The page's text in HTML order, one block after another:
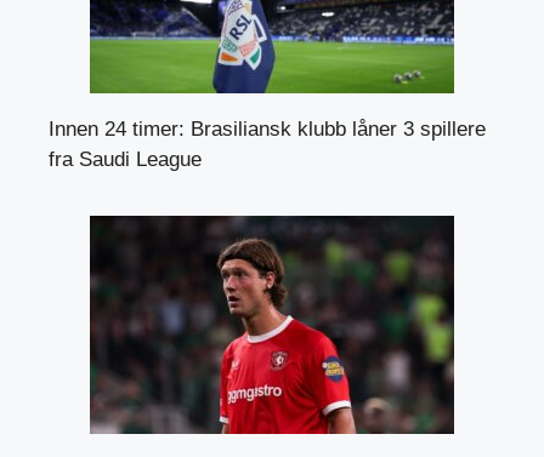
Innen 24 timer: Brasiliansk klubb låner 3 spillere
fra Saudi League